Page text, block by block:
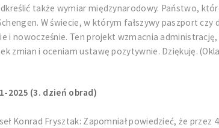
także wymiar międzynarodowy. Państwo,
W świecie, w którym fałszywy paszport
i nowocześnie. Ten projekt wzmacnia
zmian i oceniam ustawę pozytywnie. Dziękuję.
2025 (3. dzień obrad)
Konrad Frysztak: Zapomniał powiedzieć, że